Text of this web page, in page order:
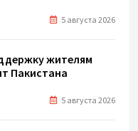
5 августа 2026
жителям
Пакистана
5 августа 2026